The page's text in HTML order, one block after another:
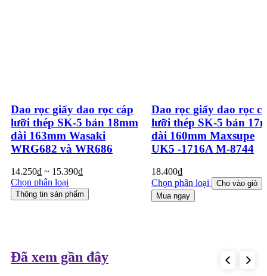
Dao rọc giấy dao rọc cáp
lưỡi thép SK-5 bản 18mm
dài 163mm Wasaki
WRG682 và WR686
14.250₫ ~ 15.390₫
Chọn phân loại
Thông tin sản phẩm
Dao rọc giấy dao rọc
lưỡi thép SK-5 bản
dài 160mm Maxsupe
UK5 -1716A M-8744
18.400₫
Chọn phân loại
Cho vào giỏ
Mua ngay
Đã xem gần đây